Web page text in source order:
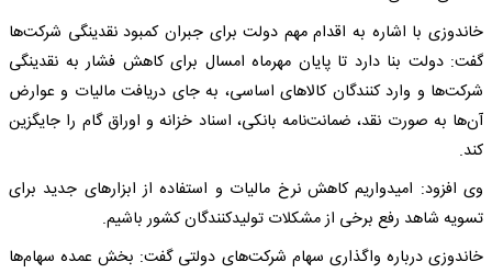
خاندوزی با اشاره به اقدام مهم دولت برای جبران کمبود نقدینگی شرکت‌ها
گفت: دولت بنا دارد تا پایان مهرماه امسال برای کاهش فشار به نقدینگی
شرکت‌ها و وارد کنندگان کالاهای اساسی، به جای دریافت مالیات و عوارض
آن‌ها به صورت نقد، ضمانت‌نامه بانکی، اسناد خزانه و اوراق گام را جایگزین
کند.
وی افزود: امیدواریم کاهش نرخ مالیات و استفاده از ابزارهای جدید برای
تسویه شاهد رفع برخی از مشکلات تولیدکنندگان کشور باشیم.
خاندوزی درباره واگذاری سهام شرکت‌های دولتی گفت: بخش عمده سهام‌ها